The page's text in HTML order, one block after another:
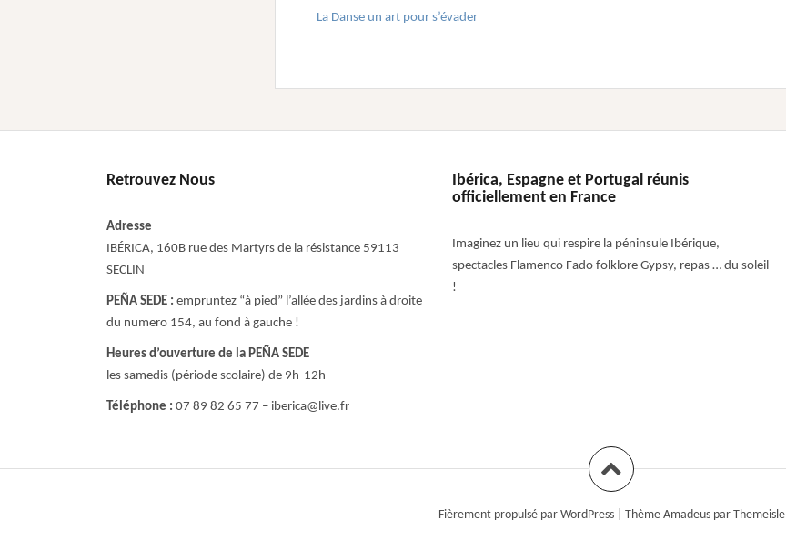
La Danse un art pour s’évader
Retrouvez Nous
Adresse
IBÉRICA, 160B rue des Martyrs de la résistance 59113
SECLIN
PEÑA SEDE : empruntez “à pied” l’allée des jardins à droite
du numero 154, au fond à gauche !
Heures d’ouverture de la PEÑA SEDE
les samedis (période scolaire) de 9h-12h
Téléphone : 07 89 82 65 77 – iberica@live.fr
Ibérica, Espagne et Portugal réunis
officiellement en France
Imaginez un lieu qui respire la péninsule Ibérique,
spectacles Flamenco Fado folklore Gypsy, repas … du soleil
!
Fièrement propulsé par WordPress| Thème Amadeuspar Themeisle